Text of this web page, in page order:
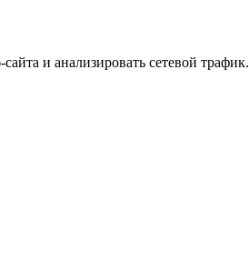
и анализировать сетевой трафик.